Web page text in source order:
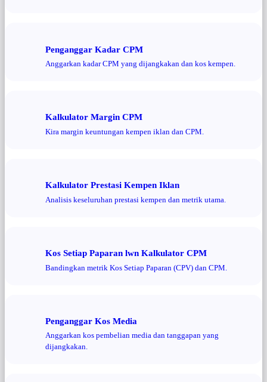
Penganggar Kadar CPM
Anggarkan kadar CPM yang dijangkakan dan kos kempen.
Kalkulator Margin CPM
Kira margin keuntungan kempen iklan dan CPM.
Kalkulator Prestasi Kempen Iklan
Analisis keseluruhan prestasi kempen dan metrik utama.
Kos Setiap Paparan lwn Kalkulator CPM
Bandingkan metrik Kos Setiap Paparan (CPV) dan CPM.
Penganggar Kos Media
Anggarkan kos pembelian media dan tanggapan yang
dijangkakan.